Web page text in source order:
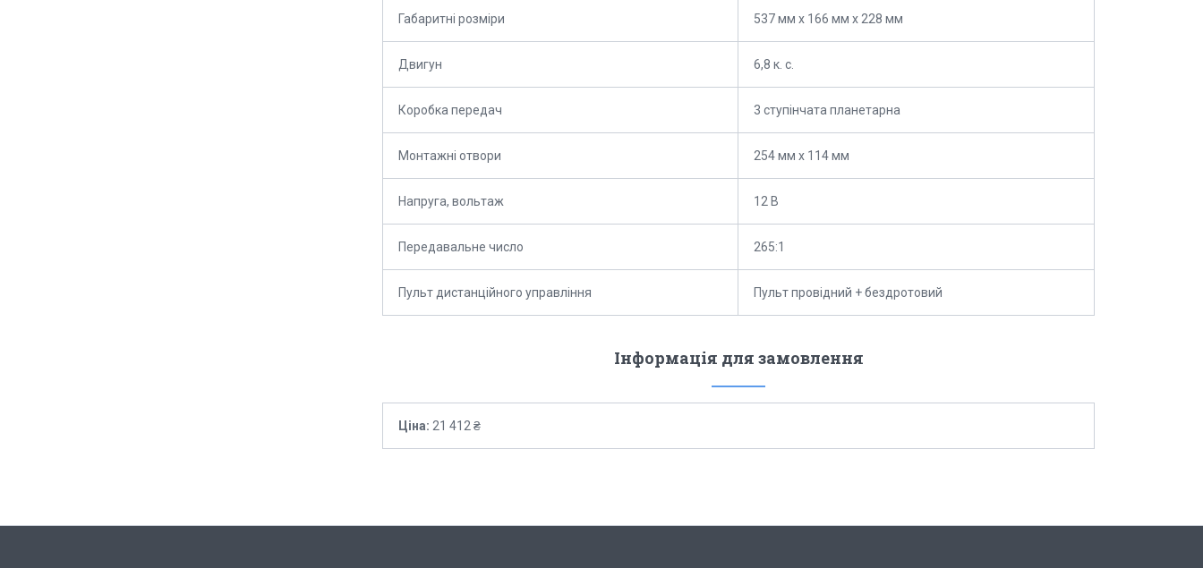
Габаритні розміри 537 мм х 166 мм х 228 мм
Двигун 6,8 к. с.
Коробка передач 3 ступінчата планетарна
Монтажні отвори 254 мм х 114 мм
Напруга, вольтаж 12 В
Передавальне число 265:1
Пульт дистанційного управління Пульт провідний + бездротовий
Інформація для замовлення
Ціна: 21 412 ₴